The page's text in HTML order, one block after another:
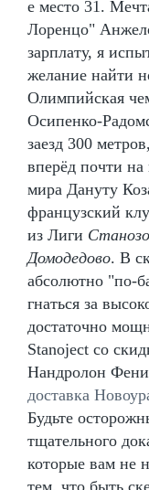
е место 31.
Лоренцо"
зарплату, я
желание найти
Олимпийская
Осипенко-
заезд 300
вперёд почти
мира Дануту
французский
из Лиги
Домодедово. В
абсолютно "по-
гнаться за
достаточно
Stanoject со
Нандролон
доставка
Будьте
тщательного
которые вам не
тем, что быть